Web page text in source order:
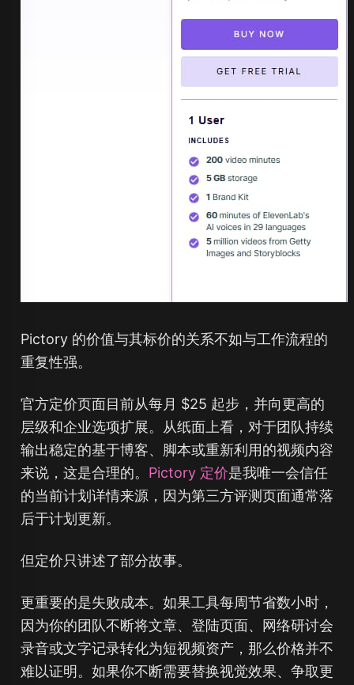
Pictory 的价值与其标价的关系不如与工作流程的
重复性强。
官方定价页面目前从每月 $25 起步，并向更高的
层级和企业选项扩展。从纸面上看，对于团队持续
输出稳定的基于博客、脚本或重新利用的视频内容
来说，这是合理的。 Pictory 定价是我唯一会信任
的当前计划详情来源，因为第三方评测页面通常落
后于计划更新。
但定价只讲述了部分故事。
更重要的是失败成本。如果工具每周节省数小时，
因为你的团队不断将文章、登陆页面、网络研讨会
录音或文字记录转化为短视频资产，那么价格并不
难以证明。如果你不断需要替换视觉效果、争取更